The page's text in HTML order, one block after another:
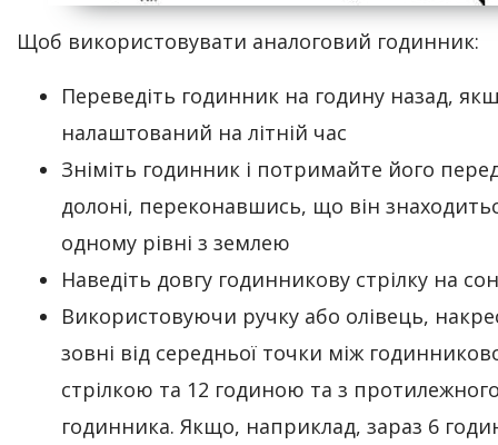
Щоб використовувати аналоговий годинник:
Переведіть годинник на годину назад,
налаштований на літній час
Зніміть годинник і потримайте його
долоні, переконавшись, що він
одному рівні з землею
Наведіть довгу годинникову стрілку на
Використовуючи ручку або олівець,
зовні від середньої точки між
стрілкою та 12 годиною та з
годинника. Якщо, наприклад, зараз 6